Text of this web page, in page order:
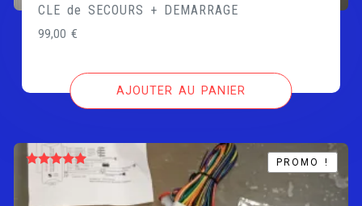
CLE de SECOURS + DEMARRAGE
99,00€
AJOUTER AU PANIER
Note 5.00
PROMO !
PROMO !